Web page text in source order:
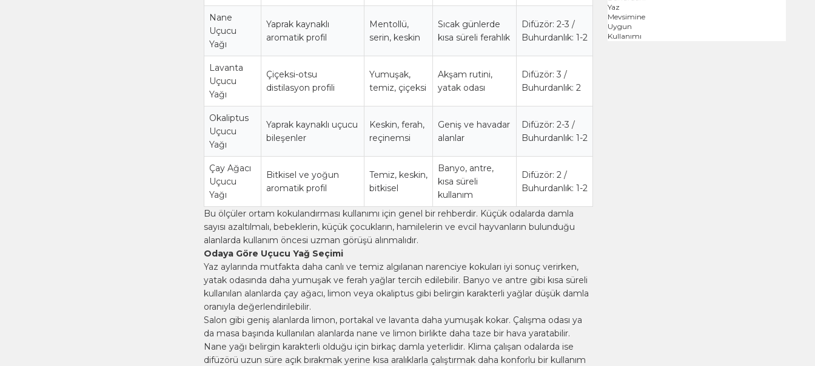
Nane
Uçucu
Yağı
Yaprak kaynaklı
aromatik profil
Mentollü,
serin, keskin
Sıcak günlerde
kısa süreli ferahlık
Difüzör: 2-3 /
Buhurdanlık: 1-2
Lavanta
Uçucu
Yağı
Çiçeksi-otsu
distilasyon profili
Yumuşak,
temiz, çiçeksi
Akşam rutini,
yatak odası
Difüzör: 3 /
Buhurdanlık: 2
Okaliptus
Uçucu
Yağı
Yaprak kaynaklı uçucu
bileşenler
Keskin, ferah,
reçinemsi
Geniş ve havadar
alanlar
Difüzör: 2-3 /
Buhurdanlık: 1-2
Çay Ağacı
Uçucu
Yağı
Bitkisel ve yoğun
aromatik profil
Temiz, keskin,
bitkisel
Banyo, antre,
kısa süreli
kullanım
Difüzör: 2 /
Buhurdanlık: 1-2
Bu ölçüler ortam kokulandırması kullanımı için genel bir rehberdir. Küçük odalarda damla
sayısı azaltılmalı, bebeklerin, küçük çocukların, hamilelerin ve evcil hayvanların bulunduğu
alanlarda kullanım öncesi uzman görüşü alınmalıdır.
Odaya Göre Uçucu Yağ Seçimi
Yaz aylarında mutfakta daha canlı ve temiz algılanan narenciye kokuları iyi sonuç verirken,
yatak odasında daha yumuşak ve ferah yağlar tercih edilebilir. Banyo ve antre gibi kısa süreli
kullanılan alanlarda çay ağacı, limon veya okaliptus gibi belirgin karakterli yağlar düşük damla
oranıyla değerlendirilebilir.
Salon gibi geniş alanlarda limon, portakal ve lavanta daha yumuşak kokar. Çalışma odası ya
da masa başında kullanılan alanlarda nane ve limon birlikte daha taze bir hava yaratabilir.
Nane yağı belirgin karakterli olduğu için birkaç damla yeterlidir. Klima çalışan odalarda ise
difüzörü uzun süre açık bırakmak yerine kısa aralıklarla çalıştırmak daha konforlu bir kullanım